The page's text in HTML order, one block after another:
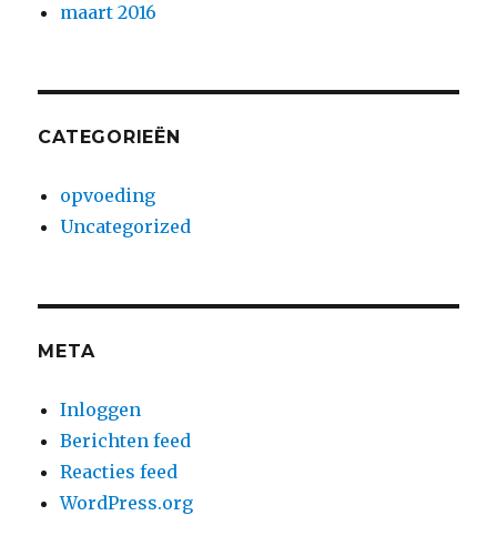
maart 2016
CATEGORIEËN
opvoeding
Uncategorized
META
Inloggen
Berichten feed
Reacties feed
WordPress.org